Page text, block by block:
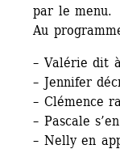
par le menu.
Au
– Valérie dit
– Jennifer
– Clémence
– Pascale
– Nelly en